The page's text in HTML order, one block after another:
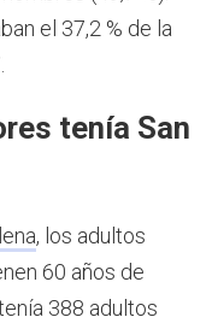
el 37,2 % de la
tenía San
, los adultos
60 años de
388 adultos